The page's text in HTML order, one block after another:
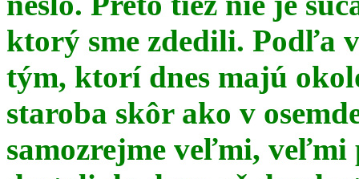
ktorý sme zdedili. Podľa
tým, ktorí dnes majú
staroba skôr ako v
samozrejme veľmi, veľmi